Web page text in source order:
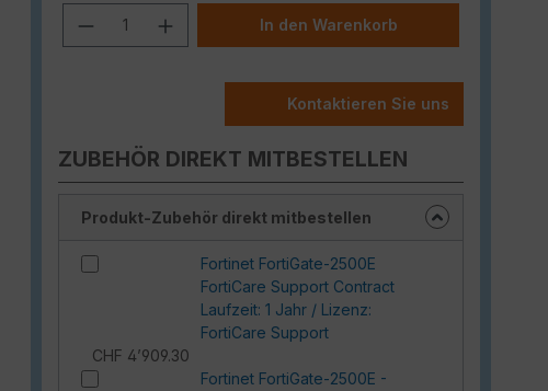
Produkt Anzahl: Gib den
In den Warenkorb
Kontaktieren Sie uns
ZUBEHÖR DIREKT MITBESTELLEN
Produkt-Zubehör direkt mitbestellen
Fortinet FortiGate-2500E
FortiCare Support Contract
Laufzeit: 1 Jahr / Lizenz:
FortiCare Support
CHF 4’909.30
Fortinet FortiGate-2500E -